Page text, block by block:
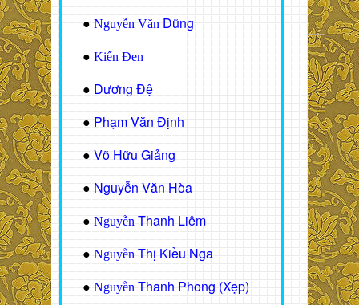
● Nguyễn Văn Dũng
● Kiến Đen
● Dương Đệ
● Phạm Văn Định
● Võ Hữu Giảng
● Nguyễn Văn Hòa
● Nguyễn Thanh Liêm
● Nguyễn Thị Kiều Nga
● Nguyễn Thanh Phong (Xẹp)